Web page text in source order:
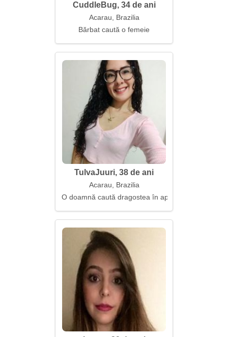
CuddleBug, 34 de ani
Acarau, Brazilia
Bărbat caută o femeie
TulvaJuuri, 38 de ani
Acarau, Brazilia
O doamnă caută dragostea în apropiere